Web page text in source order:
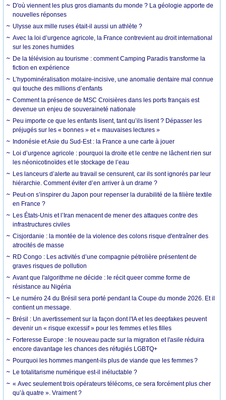
D'où viennent les plus gros diamants du monde ? La géologie apporte de
nouvelles réponses
Ulysse aux mille ruses était-il aussi un athlète ?
Avec la loi d’urgence agricole, la France contrevient au droit international
sur les zones humides
De la télévision au tourisme : comment Camping Paradis transforme la
fiction en expérience
L’hypominéralisation molaire-incisive, une anomalie dentaire mal connue
qui touche des millions d’enfants
Comment la présence de MSC Croisières dans les ports français est
devenue un enjeu de souveraineté nationale
Peu importe ce que les enfants lisent, tant qu’ils lisent ? Dépasser les
préjugés sur les « bonnes » et « mauvaises lectures »
Indonésie et Asie du Sud-Est : la France a une carte à jouer
Loi d’urgence agricole : pourquoi la droite et le centre ne lâchent rien sur
les néonicotinoïdes et le stockage de l’eau
Les lanceurs d’alerte au travail se censurent, car ils sont ignorés par leur
hiérarchie. Comment éviter d’en arriver à un drame ?
Peut-on s’inspirer du Japon pour repenser la durabilité de la filière textile
en France ?
Les États-Unis et l’Iran menacent de mener des attaques contre des
infrastructures civiles
Cisjordanie : la montée de la violence des colons risque d'entraîner des
atrocités de masse
RD Congo : Les activités d’une compagnie pétrolière présentent de
graves risques de pollution
Avant que l'algorithme ne décide : le récit queer comme forme de
résistance au Nigéria
Le numéro 24 du Brésil sera porté pendant la Coupe du monde 2026. Et il
contient un message.
Brésil : Un avertissement sur la façon dont l'IA et les deepfakes peuvent
devenir un « risque excessif » pour les femmes et les filles
Forteresse Europe : le nouveau pacte sur la migration et l'asile réduira
encore davantage les chances des réfugiés LGBTQ+
Pourquoi les hommes mangent-ils plus de viande que les femmes ?
Le totalitarisme numérique est-il inéluctable ?
« Avec seulement trois opérateurs télécoms, ce sera forcément plus cher
qu’à quatre ». Vraiment ?